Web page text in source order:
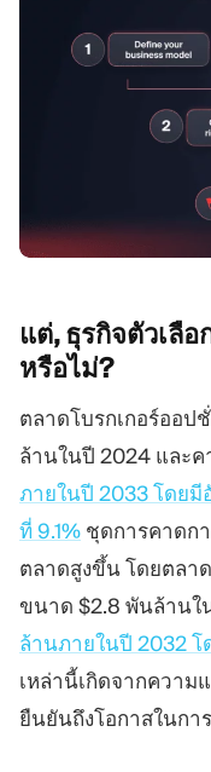
แต่, ธุรกิจตัวเลื
หรือไม่?
ตลาดโบรกเกอร์ออ
ล้านในปี 2024 และค
ภายในปี 2033 โดยมี
ที่ 9.1% ชุดการคาดก
ตลาดสูงขึ้น โดยตลา
ขนาด $2.8 พันล้านใ
ล้านภายในปี 2032 โ
เหล่านี้เกิดจากความ
ยืนยันถึงโอกาสในกา